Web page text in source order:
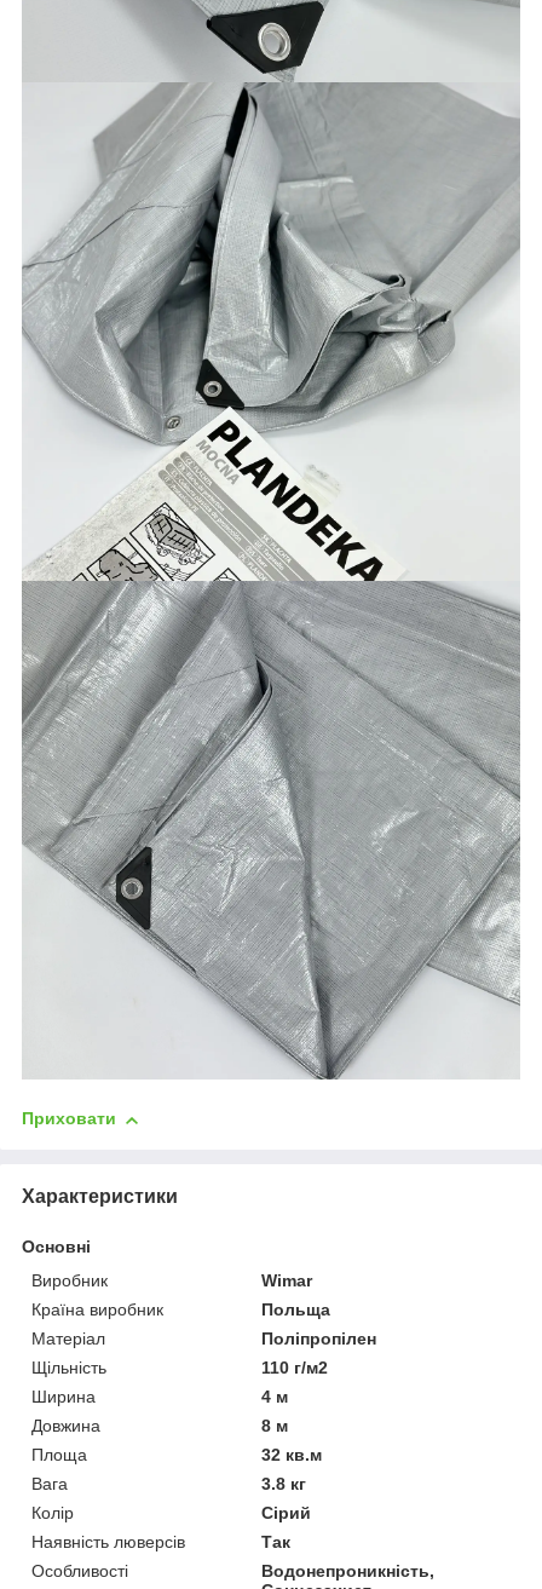
Приховати
Характеристики
Основні
Виробник
Wimar
Країна виробник
Польща
Матеріал
Поліпропілен
Щільність
110 г/м2
Ширина
4 м
Довжина
8 м
Площа
32 кв.м
Вага
3.8 кг
Колір
Сірий
Наявність люверсів
Так
Особливості
Водонепроникність,